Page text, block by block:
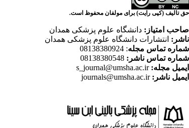
حق تالیف (کپی رایت) برای مولفان محفوظ است.
صاحب امتیاز: دانشگاه علوم پزشکی همدان
ناشر: انتشارات دانشگاه علوم پزشکی همدان
شماره تماس مجله: 08138380924
شماره تماس ناشر:
ایمیل مجله: s_journal@umsha.ac.ir
ایمیل ناشر: journals@umsha.ac.ir